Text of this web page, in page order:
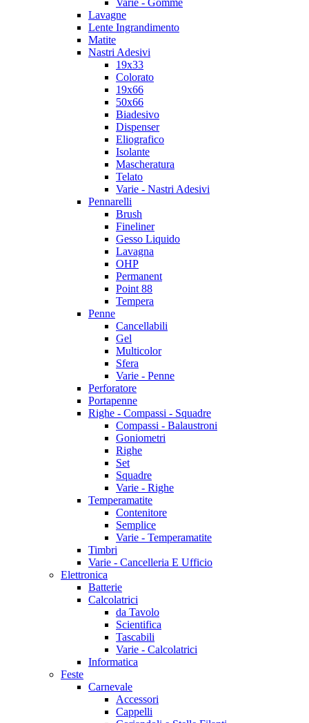
Varie - Gomme
Lavagne
Lente Ingrandimento
Matite
Nastri Adesivi
19x33
Colorato
19x66
50x66
Biadesivo
Dispenser
Eliografico
Isolante
Mascheratura
Telato
Varie - Nastri Adesivi
Pennarelli
Brush
Fineliner
Gesso Liquido
Lavagna
OHP
Permanent
Point 88
Tempera
Penne
Cancellabili
Gel
Multicolor
Sfera
Varie - Penne
Perforatore
Portapenne
Righe - Compassi - Squadre
Compassi - Balaustroni
Goniometri
Righe
Set
Squadre
Varie - Righe
Temperamatite
Contenitore
Semplice
Varie - Temperamatite
Timbri
Varie - Cancelleria E Ufficio
Elettronica
Batterie
Calcolatrici
da Tavolo
Scientifica
Tascabili
Varie - Calcolatrici
Informatica
Feste
Carnevale
Accessori
Cappelli